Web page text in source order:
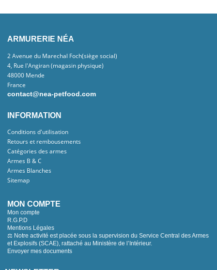
ARMURERIE NÉA
2 Avenue du Marechal Foch(siège social)
4, Rue l'Angiran (magasin physique)
48000 Mende
France
contact@nea-petfood.com
INFORMATION
Conditions d'utilisation
Retours et rembousements
Catégories des armes
Armes B & C
Armes Blanches
Sitemap
MON COMPTE
Mon compte
R.G.P.D
Mentions Légales
⚖️ Notre activité est placée sous la supervision du Service Central des Armes
et Explosifs (SCAE), rattaché au Ministère de l’Intérieur.
Envoyer mes documents